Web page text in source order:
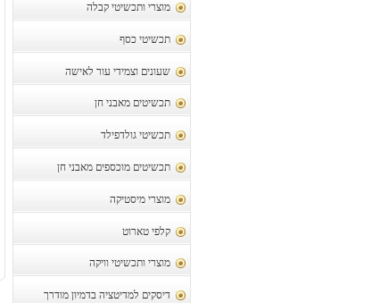
מוצרי ותכשיטי קבלה
תכשיטי כסף
שעונים וצמידי עור לאישה
תכשיטים מאבני חן
תכשיטי גולדפילד
תכשיטים מוכספים מאבני חן
מוצרי מיסטיקה
קלפי טארוט
מוצרי ותכשיטי וויקה
דיסקים למדיטציה בדמיון מודרך